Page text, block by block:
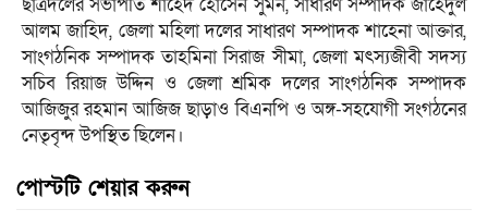
ছাত্রদলের সভাপতি শাহেদ হোসেন সুমন, সাধারণ সম্পাদক জাহেদুল
আলম জাহিদ, জেলা মহিলা দলের সাধারণ সম্পাদক শাহেনা আক্তার,
সাংগঠনিক সম্পাদক তাহমিনা সিরাজ সীমা, জেলা মৎস্যজীবী সদস্য
সচিব রিয়াজ উদ্দিন ও জেলা শ্রমিক দলের সাংগঠনিক সম্পাদক
আজিজুর রহমান আজিজ ছাড়াও বিএনপি ও অঙ্গ-সহযোগী সংগঠনের
নেতৃবৃন্দ উপস্থিত ছিলেন।
পোস্টটি শেয়ার করুন